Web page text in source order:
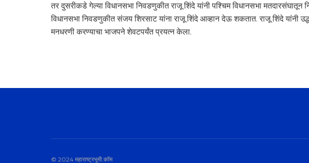
तर दुसरीकडे गेल्या विधानसभा निवडणुकीत राजू शिंदे यांनी पश्चिम विधानसभा
विधानसभा निवडणुकीत संजय शिरसाट यांना राजू शिंदे आव्हान देऊ शकतात. राजू शिंदे यांनी
मनधरणी करण्याचा भाजपने शेवटपर्यंत प्रयत्न केला.
© 2024 महाराष्ट्रभूमी.कॉम